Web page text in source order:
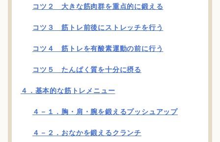
コツ２ 大きな筋肉群を重点的に鍛える
コツ３ 筋トレ前後にストレッチを行う
コツ４ 筋トレを有酸素運動の前に行う
コツ５ たんぱく質を十分に摂る
４．基本的な筋トレメニュー
４－１．胸・肩・腕を鍛えるプッシュアップ
４－２．おなかを鍛えるクランチ